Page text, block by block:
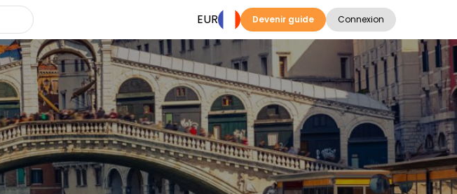
EUR Devenir guide Connexion